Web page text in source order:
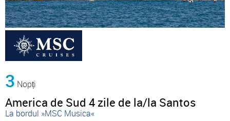
3 Nopți
America de Sud 4 zile de la/la Santos
La bordul »MSC Musica«